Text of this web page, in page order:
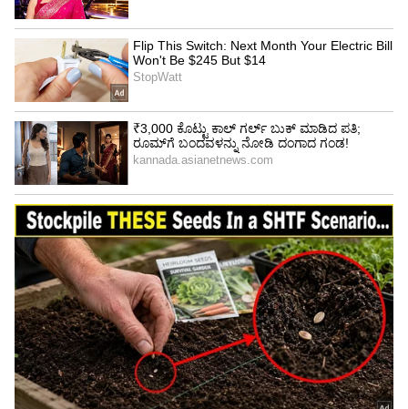
ಅಭ್ಯರ್ಥಿ ಸ್ಥಾನ ಫಲಿತಾಂಶ